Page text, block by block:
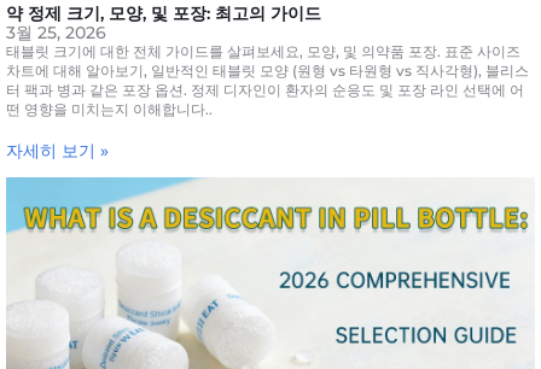
약 정제 크기, 모양, 및 포장: 최고의 가이드
3월 25, 2026
태블릿 크기에 대한 전체 가이드를 살펴보세요, 모양, 및 의약품 포장. 표준 사이즈
차트에 대해 알아보기, 일반적인 태블릿 모양 (원형 vs 타원형 vs 직사각형), 블리스
터 팩과 병과 같은 포장 옵션. 정제 디자인이 환자의 순응도 및 포장 라인 선택에 어
떤 영향을 미치는지 이해합니다..
자세히 보기 »